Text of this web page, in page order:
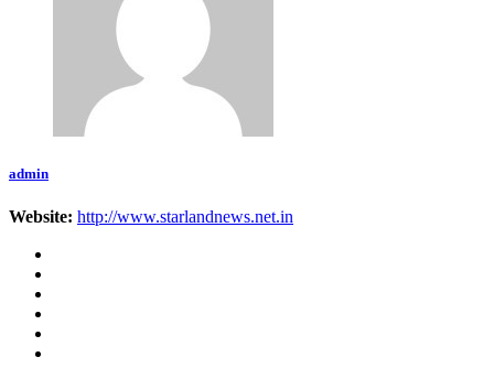
admin
Website: http://www.starlandnews.net.in